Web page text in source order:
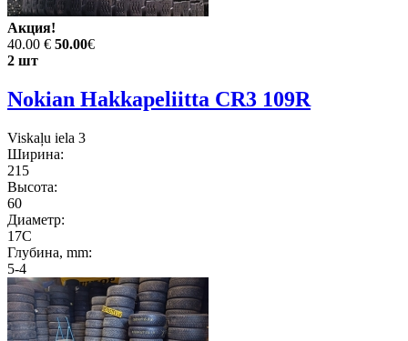
Акция!
40.00 € 50.00€
2 шт
Nokian Hakkapeliitta CR3 109R
Viskaļu iela 3
Ширина:
215
Высота:
60
Диаметр:
17C
Глубина, mm:
5-4